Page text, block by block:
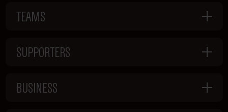
TEAMS
SUPPORTERS
BUSINESS